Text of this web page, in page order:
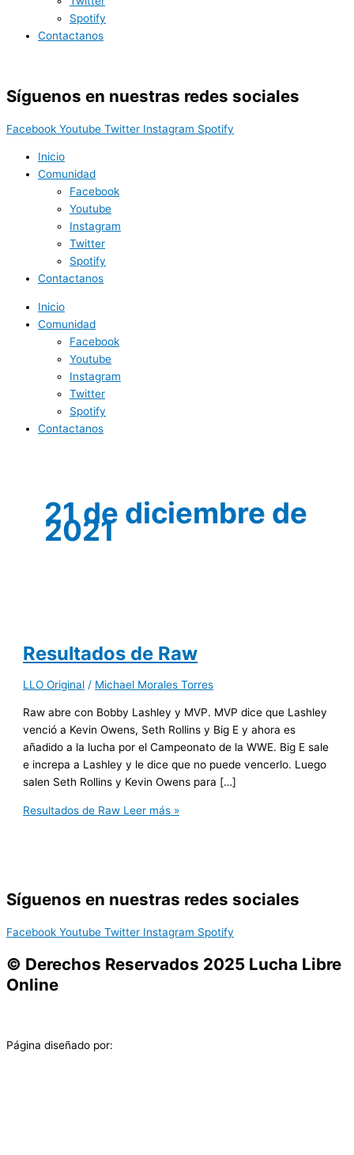
Spotify
Contactanos
Síguenos en nuestras redes sociales
Facebook Youtube Twitter Instagram Spotify
Inicio
Comunidad
Facebook
Youtube
Instagram
Twitter
Spotify
Contactanos
Inicio
Comunidad
Facebook
Youtube
Instagram
Twitter
Spotify
Contactanos
21 de diciembre de
2021
Resultados de Raw
LLO Original / Michael Morales Torres
Raw abre con Bobby Lashley y MVP. MVP dice que Lashley
venció a Kevin Owens, Seth Rollins y Big E y ahora es
añadido a la lucha por el Campeonato de la WWE. Big E sale
e increpa a Lashley y le dice que no puede vencerlo. Luego
salen Seth Rollins y Kevin Owens para […]
Resultados de Raw Leer más »
Síguenos en nuestras redes sociales
Facebook Youtube Twitter Instagram Spotify
© Derechos Reservados 2025 Lucha Libre
Online
Página diseñado por: